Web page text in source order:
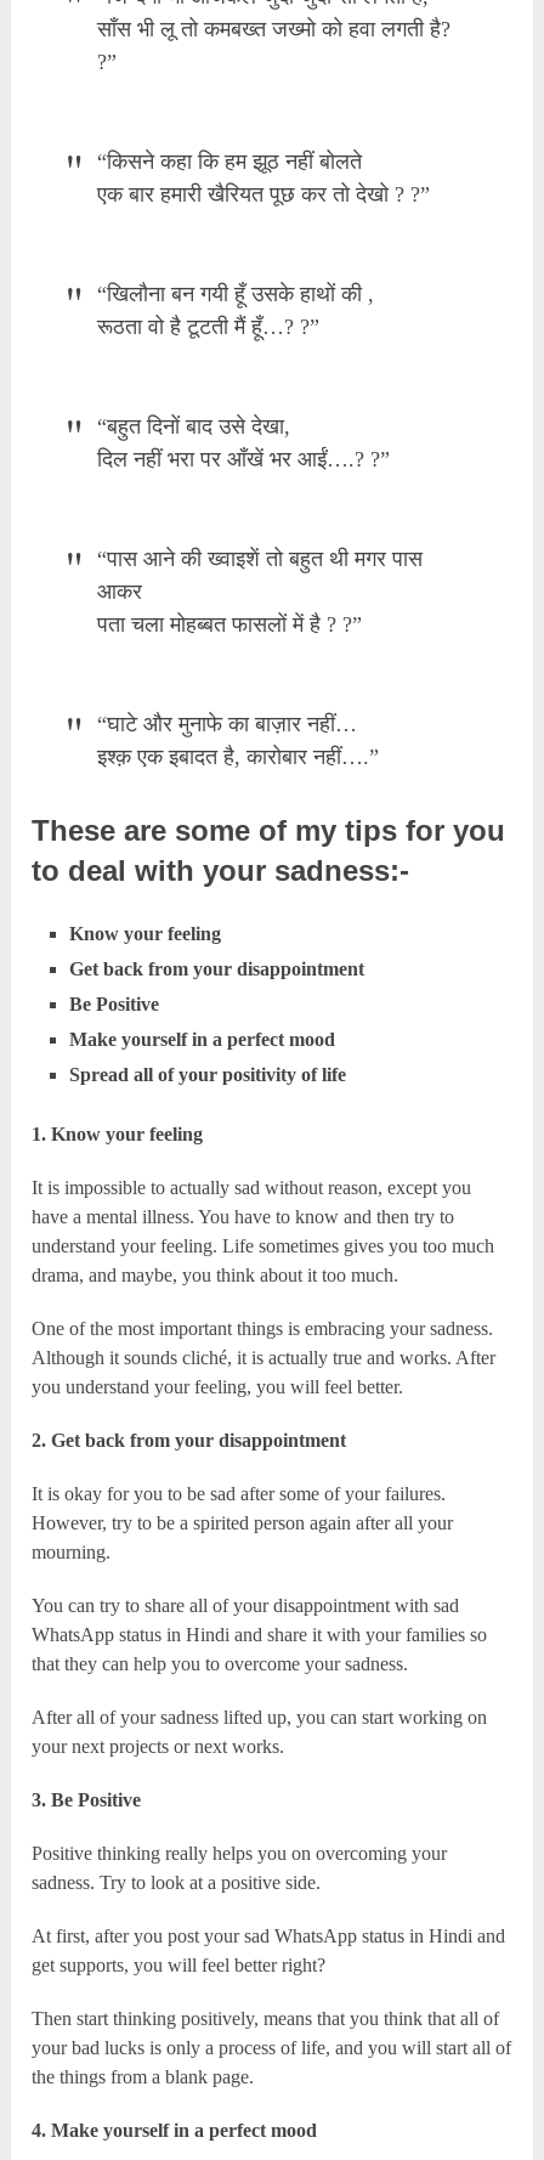
साँस भी लू तो कमबख्त जख्मो को हवा लगती है?
?”
“किसने कहा कि हम झूठ नहीं बोलते
एक बार हमारी खैरियत पूछ कर तो देखो ? ?”
“खिलौना बन गयी हूँ उसके हाथों की ,
रूठता वो है टूटती मैं हूँ…? ?”
“बहुत दिनों बाद उसे देखा,
दिल नहीं भरा पर आँखें भर आईं….? ?”
“पास आने की ख्वाइशें तो बहुत थी मगर पास
आकर
पता चला मोहब्बत फासलों में है ? ?”
“घाटे और मुनाफे का बाज़ार नहीं…
इश्क़ एक इबादत है, कारोबार नहीं….”
These are some of my tips for you
to deal with your sadness:-
Know your feeling
Get back from your disappointment
Be Positive
Make yourself in a perfect mood
Spread all of your positivity of life
1. Know your feeling
It is impossible to actually sad without reason, except you
have a mental illness. You have to know and then try to
understand your feeling. Life sometimes gives you too much
drama, and maybe, you think about it too much.
One of the most important things is embracing your sadness.
Although it sounds cliché, it is actually true and works. After
you understand your feeling, you will feel better.
2. Get back from your disappointment
It is okay for you to be sad after some of your failures.
However, try to be a spirited person again after all your
mourning.
You can try to share all of your disappointment with sad
WhatsApp status in Hindi and share it with your families so
that they can help you to overcome your sadness.
After all of your sadness lifted up, you can start working on
your next projects or next works.
3. Be Positive
Positive thinking really helps you on overcoming your
sadness. Try to look at a positive side.
At first, after you post your sad WhatsApp status in Hindi and
get supports, you will feel better right?
Then start thinking positively, means that you think that all of
your bad lucks is only a process of life, and you will start all of
the things from a blank page.
4. Make yourself in a perfect mood